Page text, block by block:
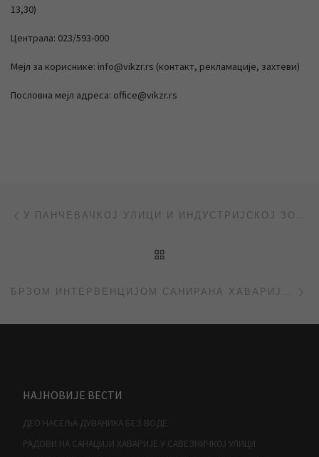
13,30)
Централа: 023/593-000
Мејл за кориснике: info@vikzr.rs (контакт, рекламације, захтеви)
Пословна мејл адреса: office@vikzr.rs
Post navigation У ПАНЧЕВАЧКОЈ УЛИЦИ И ИНДУСТРИЈСКОЈ ЗОНИ КРАЋИ ПРЕКИД ВОДОСНАБДЕВАЊА
БРЗОМ ИНТЕРВЕНЦИЈОМ САНИРАНА ХАВАРИЈА У МЕЛЕНЦИМА
НАЈНОВИЈЕ ВЕСТИ
ДЕО НАСЕЉА ДУВАНИКА БЕЗ ВОДЕ
РАДОВИ НА САНАЦИЈИ ХАВАРИЈЕ У САВЕЗНИЧКОЈ УЛИЦИ